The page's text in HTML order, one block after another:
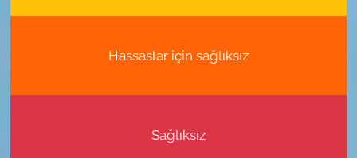
Hassaslar için sağlıksız
Sağlıksız